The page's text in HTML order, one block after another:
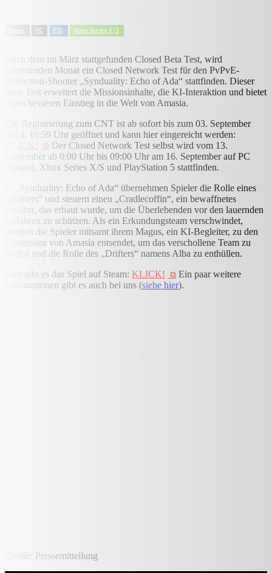
PC PS5 Xbox Series X|S
Nach dem im März stattgefunden Closed Beta Test, wird
kommenden Monat ein Closed Network Test für den PvPvE-
Extraction-Shooter „Synduality: Echo of Ada“ stattfinden. Dieser
neue Test erweitert die Missionsinhalte, die KI-Interaktion und bietet
einen besseren Einstieg in die Welt von Amasia.
Die Registrierung zum CNT ist ab sofort bis zum 03. September
2024, 16:59 Uhr geöffnet und kann hier eingereicht werden:
KLICK!
Der Closed Network Test selbst wird vom 13.
September ab 0:00 Uhr bis 09:00 Uhr am 16. September auf PC
(Steam), Xbox Series X/S und PlayStation 5 stattfinden.
In „Synduality: Echo of Ada“ übernehmen Spieler die Rolle eines
„Drifters“ und steuern einen „Cradlecoffin“, ein bewaffnetes
Gefährt, das erbaut wurde, um die Überlebenden vor den lauernden
Gefahren zu schützen. Als ein Erkundungsteam verschwindet,
werden die Spieler mitsamt ihrem Magus, ein KI-Begleiter, zu den
Überresten von Amasia entsendet, um das verschollene Team zu
finden und die Rolle des „Drifters“ namens Alba zu enthüllen.
Hier gibt es das Spiel auf Steam: KLICK!
Ein paar weitere
Informationen gibt es auch bei uns (siehe hier).
Quelle: Pressemitteilung